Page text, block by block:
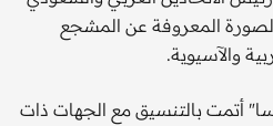
المعروفة عن المشجع
والآسيوية.
أتمت بالتنسيق مع الجهات ذات